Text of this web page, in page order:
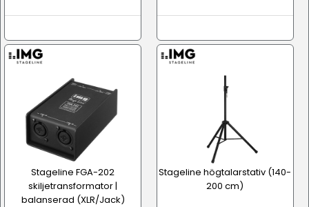
Stageline FGA-202
skiljetransformator |
balanserad (XLR/Jack)
Stageline högtalarstativ (140-
200 cm)